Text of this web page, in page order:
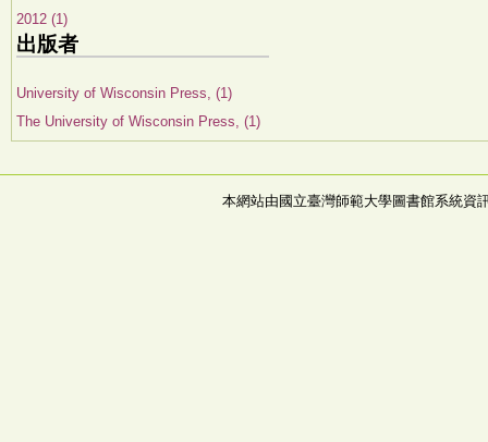
2012 (1)
出版者
University of Wisconsin Press, (1)
The University of Wisconsin Press, (1)
本網站由國立臺灣師範大學圖書館系統資